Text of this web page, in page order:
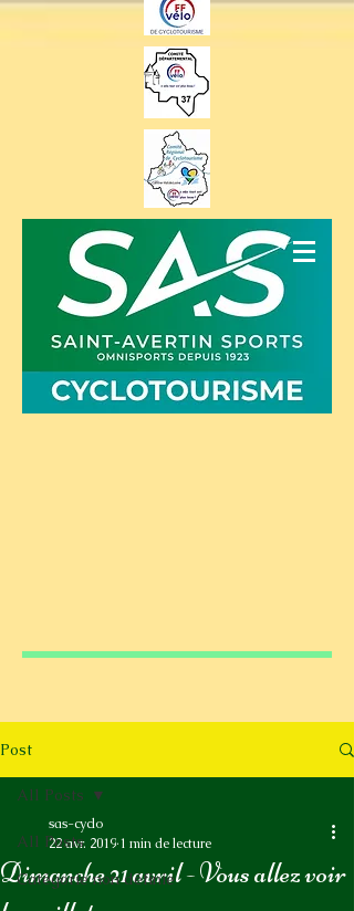
Post
All Posts
Catégorie non définie
All Posts
Dimanche 21 avril - Vous allez voir
sas-cyclo
22 avr. 2019 1 min de lecture